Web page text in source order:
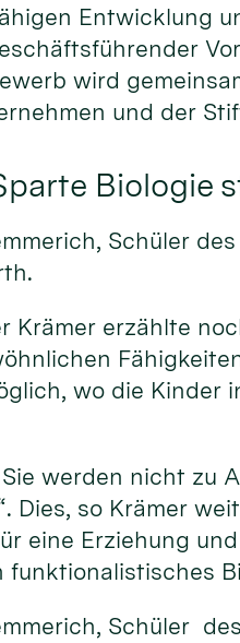
Ent­wicklung
wird
und der
Biologie
Schüler
Krämer erzählte
wo die Kinder
Sie werden nicht zu
Dies, so Krämer
eine Erziehung
funktionalistisches
Schüler